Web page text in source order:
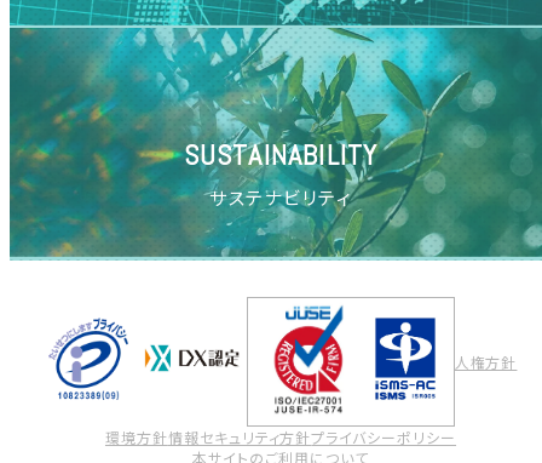
SUSTAINABILITY
サステナビリティ
人権方針
環境方針情報セキュリティ方針プライバシーポリシー
本サイトのご利用について